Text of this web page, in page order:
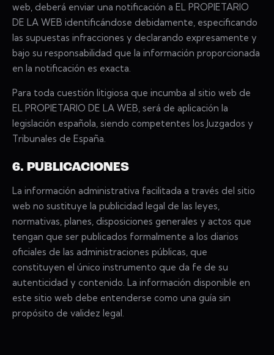
web, deberá enviar una notificación a EL PROPIETARIO
DE LA WEB identificándose debidamente, especificando
las supuestas infracciones y declarando expresamente y
bajo su responsabilidad que la información proporcionada
en la notificación es exacta.
Para toda cuestión litigiosa que incumba al sitio web de
EL PROPIETARIO DE LA WEB, será de aplicación la
legislación española, siendo competentes los Juzgados y
Tribunales de España.
6. PUBLICACIONES
La información administrativa facilitada a través del sitio
web no sustituye la publicidad legal de las leyes,
normativas, planes, disposiciones generales y actos que
tengan que ser publicados formalmente a los diarios
oficiales de las administraciones públicas, que
constituyen el único instrumento que da fe de su
autenticidad y contenido. La información disponible en
este sitio web debe entenderse como una guía sin
propósito de validez legal.